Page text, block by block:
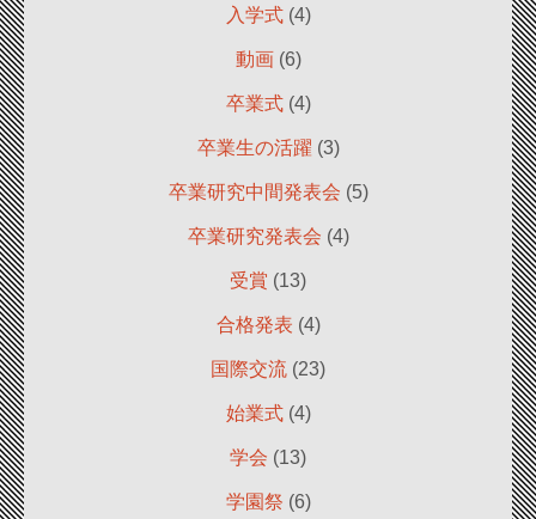
入学式(4)
動画(6)
卒業式(4)
卒業生の活躍 (3)
卒業研究中間発表会 (5)
卒業研究発表会 (4)
受賞 (13)
合格発表 (4)
国際交流 (23)
始業式(4)
学会 (13)
学園祭 (6)